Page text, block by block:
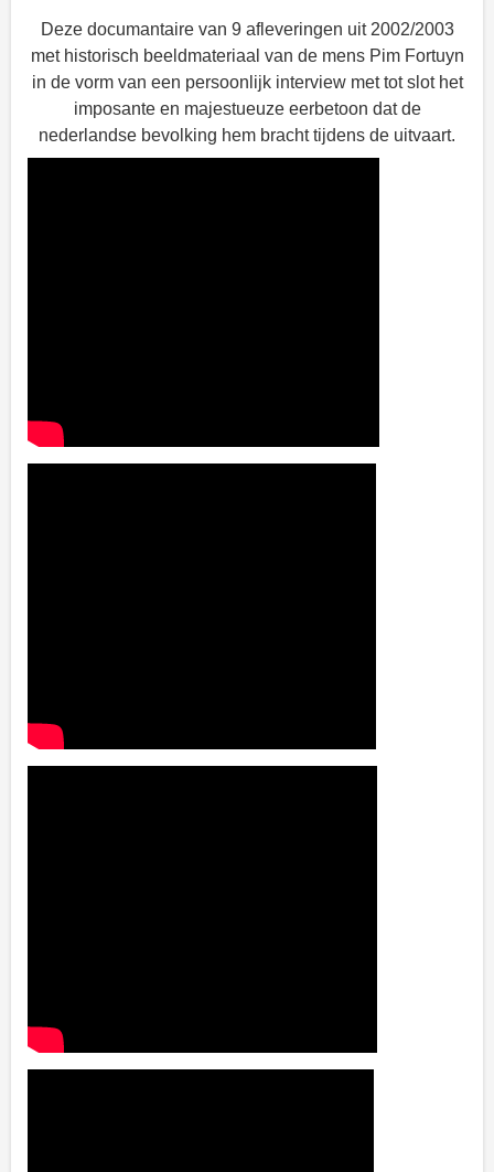
Deze documantaire van 9 afleveringen uit 2002/2003
met historisch beeldmateriaal van de mens Pim Fortuyn
in de vorm van een persoonlijk interview met tot slot het
imposante en majestueuze eerbetoon dat de
nederlandse bevolking hem bracht tijdens de uitvaart.